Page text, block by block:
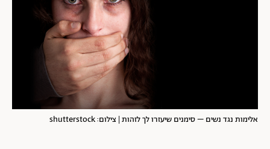
אלימות נגד נשים – סימנים שיעזרו לך לזהות | צילום: shutterstock